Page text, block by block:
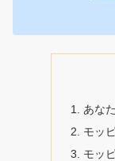
あな
モッ
モッ